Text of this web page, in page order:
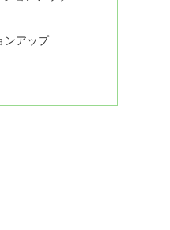
ンアップ